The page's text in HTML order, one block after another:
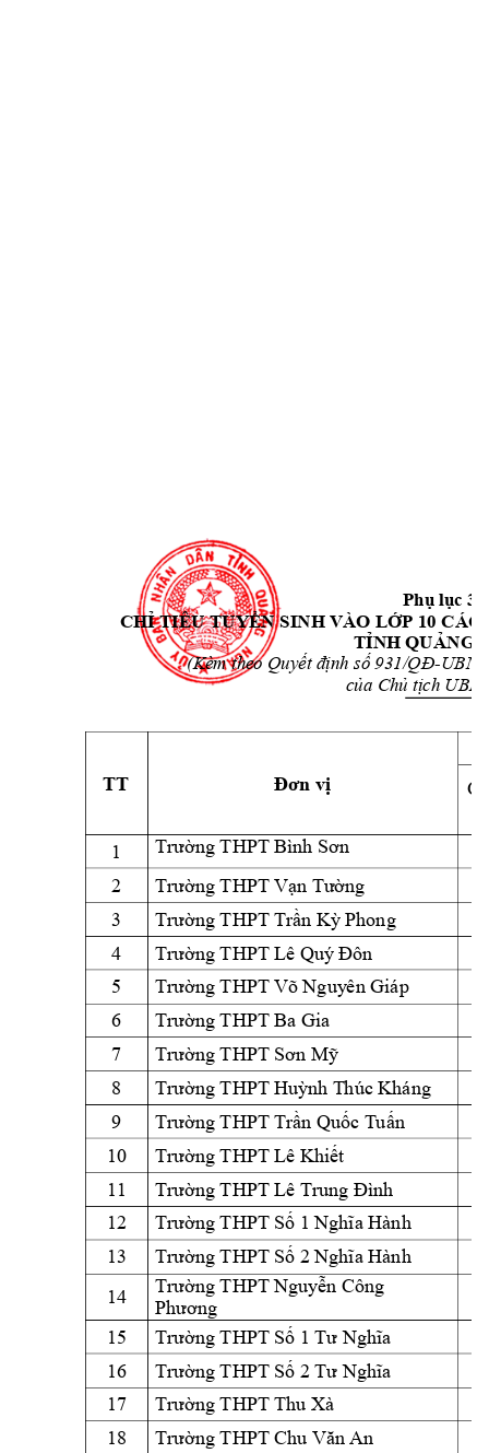
Phụ lục 3
CHỈ TIÊU TUYỂN SINH VÀO LỚP 10 CÁC
TỈNH QUẢNG
(Kèm theo Quyết định số 931/QĐ-
của Chủ tịch
TT Đơn vị
1 Trường THPT Bình Sơn
2 Trường THPT Vạn Tường
3 Trường THPT Trần Kỳ Phong
4 Trường THPT Lê Quý Đôn
5 Trường THPT Võ Nguyên Giáp
6 Trường THPT Ba Gia
7 Trường THPT Sơn Mỹ
8 Trường THPT Huỳnh Thúc Kháng
9 Trường THPT Trần Quốc Tuấn
10 Trường THPT Lê Khiết
11 Trường THPT Lê Trung Đình
12 Trường THPT Số 1 Nghĩa Hành
13 Trường THPT Số 2 Nghĩa Hành
14 Trường THPT Nguyễn Công
Phương
15 Trường THPT Số 1 Tư Nghĩa
16 Trường THPT Số 2 Tư Nghĩa
17 Trường THPT Thu Xà
18 Trường THPT Chu Văn An